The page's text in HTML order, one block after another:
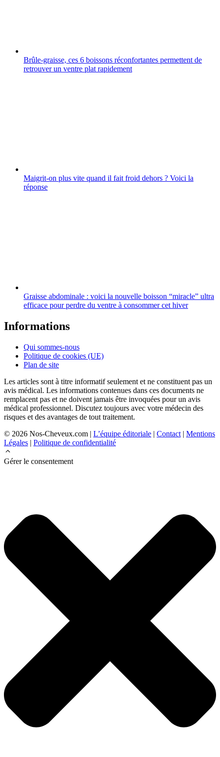
Brûle-graisse, ces 6 boissons réconfortantes permettent de
retrouver un ventre plat rapidement
Maigrit-on plus vite quand il fait froid dehors ? Voici la
réponse
Graisse abdominale : voici la nouvelle boisson “miracle” ultra
efficace pour perdre du ventre à consommer cet hiver
Informations
Qui sommes-nous
Politique de cookies (UE)
Plan de site
Les articles sont à titre informatif seulement et ne constituent pas un
avis médical. Les informations contenues dans ces documents ne
remplacent pas et ne doivent jamais être invoquées pour un avis
médical professionnel. Discutez toujours avec votre médecin des
risques et des avantages de tout traitement.
© 2026 Nos-Cheveux.com | L’équipe éditoriale | Contact | Mentions
Légales | Politique de confidentialité
Gérer le consentement